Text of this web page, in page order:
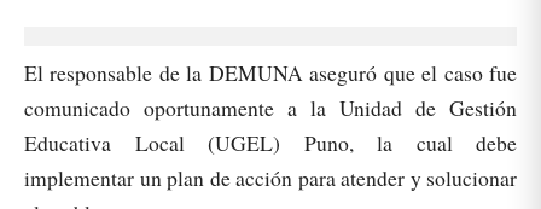
El responsable de la DEMUNA aseguró que el caso fue
comunicado oportunamente a la Unidad de Gestión
Educativa Local (UGEL) Puno, la cual debe
implementar un plan de acción para atender y solucionar